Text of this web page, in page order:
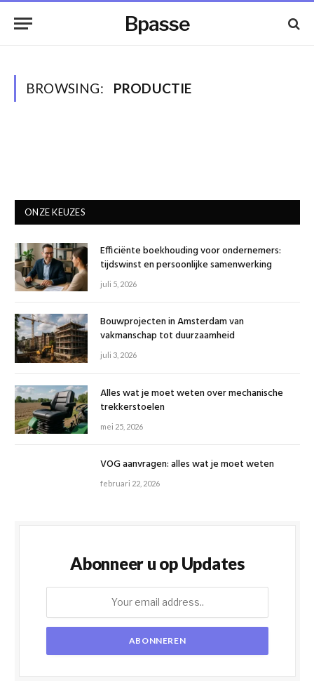
Bpasse
BROWSING: PRODUCTIE
ONZE KEUZES
Efficiënte boekhouding voor ondernemers:
tijdswinst en persoonlijke samenwerking
juli 5, 2026
Bouwprojecten in Amsterdam van
vakmanschap tot duurzaamheid
juli 3, 2026
Alles wat je moet weten over mechanische
trekkerstoelen
mei 25, 2026
VOG aanvragen: alles wat je moet weten
februari 22, 2026
Abonneer u op Updates